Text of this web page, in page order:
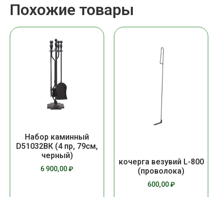
Похожие товары
Набор каминный
D51032ВК (4 пр, 79см,
черный)
6 900,00₽
кочерга везувий L-800
(проволока)
600,00₽